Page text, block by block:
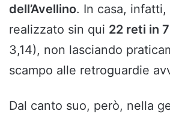
dell’Avellino. In casa,
realizzato sin qui 22 reti in
3,14), non lasciando
scampo alle retroguardie
Dal canto suo, però, nella